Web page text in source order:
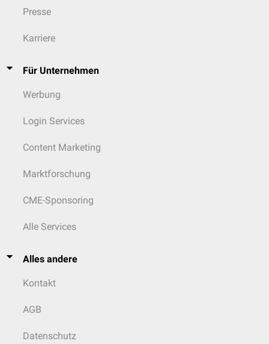
Presse
Karriere
Für Unternehmen
Werbung
Login Services
Content Marketing
Marktforschung
CME-Sponsoring
Alle Services
Alles andere
Kontakt
AGB
Datenschutz